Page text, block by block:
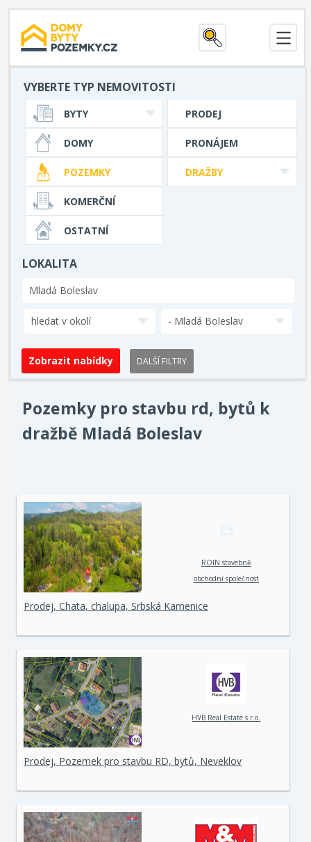
VYBERTE TYP NEMOVITOSTI
PRODEJ
PRONÁJEM
DRAŽBY
BYTY
DOMY
POZEMKY
KOMERČNÍ
OSTATNÍ
LOKALITA
hledat v okolí - Mladá Boleslav
DALŠÍ FILTRY
Pozemky pro stavbu rd, bytů k
dražbě Mladá Boleslav
ROIN stavebně
obchodní společnost
Prodej, Chata, chalupa, Srbská Kamenice
HVB Real Estate s.r.o.
Prodej, Pozemek pro stavbu RD, bytů, Neveklov